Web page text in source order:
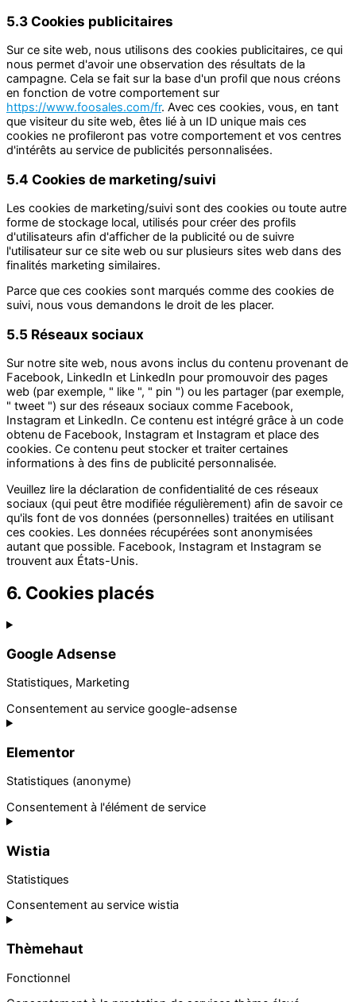
5.3 Cookies publicitaires
Sur ce site web, nous utilisons des cookies publicitaires, ce qui
nous permet d'avoir une observation des résultats de la
campagne. Cela se fait sur la base d'un profil que nous créons
en fonction de votre comportement sur
https://www.foosales.com/fr. Avec ces cookies, vous, en tant
que visiteur du site web, êtes lié à un ID unique mais ces
cookies ne profileront pas votre comportement et vos centres
d'intérêts au service de publicités personnalisées.
5.4 Cookies de marketing/suivi
Les cookies de marketing/suivi sont des cookies ou toute autre
forme de stockage local, utilisés pour créer des profils
d'utilisateurs afin d'afficher de la publicité ou de suivre
l'utilisateur sur ce site web ou sur plusieurs sites web dans des
finalités marketing similaires.
Parce que ces cookies sont marqués comme des cookies de
suivi, nous vous demandons le droit de les placer.
5.5 Réseaux sociaux
Sur notre site web, nous avons inclus du contenu provenant de
Facebook, LinkedIn et LinkedIn pour promouvoir des pages
web (par exemple, " like ", " pin ") ou les partager (par exemple,
" tweet ") sur des réseaux sociaux comme Facebook,
Instagram et LinkedIn. Ce contenu est intégré grâce à un code
obtenu de Facebook, Instagram et Instagram et place des
cookies. Ce contenu peut stocker et traiter certaines
informations à des fins de publicité personnalisée.
Veuillez lire la déclaration de confidentialité de ces réseaux
sociaux (qui peut être modifiée régulièrement) afin de savoir ce
qu'ils font de vos données (personnelles) traitées en utilisant
ces cookies. Les données récupérées sont anonymisées
autant que possible. Facebook, Instagram et Instagram se
trouvent aux États-Unis.
6. Cookies placés
Google Adsense
Statistiques, Marketing
Consentement au service google-adsense
Elementor
Statistiques (anonyme)
Consentement à l'élément de service
Wistia
Statistiques
Consentement au service wistia
Thèmehaut
Fonctionnel